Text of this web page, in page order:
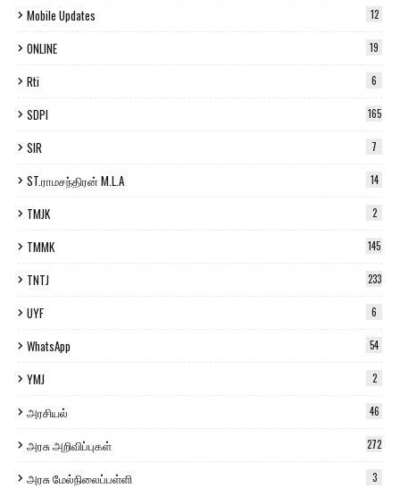
Mobile Updates 12
ONLINE 19
Rti 6
SDPI 165
SIR 7
ST.ராமசந்திரன் M.L.A 14
TMJK 2
TMMK 145
TNTJ 233
UYF 6
WhatsApp 54
YMJ 2
அரசியல் 46
அரசு அறிவிப்புகள் 272
அரசு மேல்நிலைப்பள்ளி 3